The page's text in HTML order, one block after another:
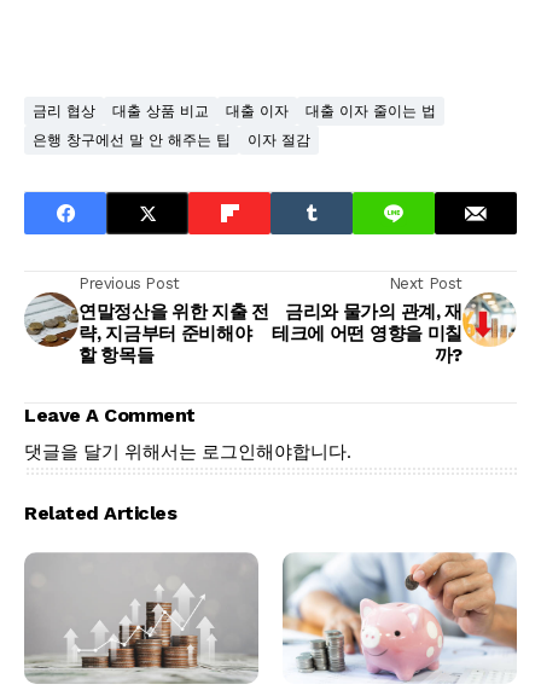
금리 협상 대출 상품 비교 대출 이자
대출 이자 줄이는 법
은행 창구에선 말 안 해주는 팁
이자 절감
Previous Post
연말정산을 위한 지출 전
략, 지금부터 준비해야
할 항목들
Next Post
금리와 물가의 관계, 재
테크에 어떤 영향을 미칠
까?
Leave A Comment
댓글을 달기 위해서는 로그인해야합니다.
Related Articles